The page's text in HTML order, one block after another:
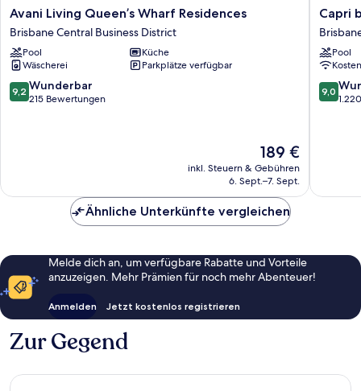
Avani
Living
Queen’s
Wharf
Residences
Brisbane
Central
Avani Living Queen’s Wharf Residences
Brisbane Central Business District
Pool
Küche
Wäscherei
Parkplätze verfügbar
9.2
von
9,2 Wunderbar
215 Bewertungen
Der
Preis
beträgt
189 €
inkl. Steuern & Gebühren
6. Sept.–7. Sept.
Capri
by
Fraser,
Central
Business
Capri
Pool
9.0
von
9,0
Ähnliche Unterkünfte vergleichen
Melde dich an, um verfügbare Rabatte und Vorteile
anzuzeigen. Mehr Prämien für noch mehr Abenteuer!
Anmelden Jetzt kostenlos registrieren
Zur Gegend